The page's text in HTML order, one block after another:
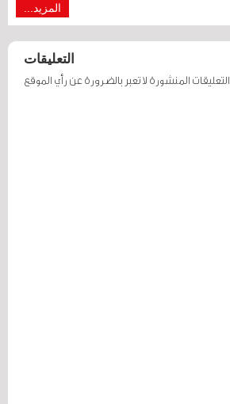
المزيد...
التعليقات
التعليقات المنشورة لا تعبر بالضرورة عن رأي الموقع